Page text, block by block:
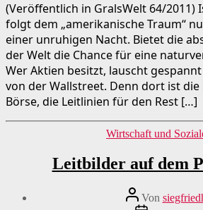
(Veröffentlich in GralsWelt 64/2011)
folgt dem „amerikanische Traum“
einer unruhigen Nacht. Bietet die
der Welt die Chance für eine
Wer Aktien besitzt, lauscht
von der Wallstreet. Denn dort ist
Börse, die Leitlinien für den Rest […]
Wirtschaft und
Leitbilder auf dem
Beitragsautor
Von